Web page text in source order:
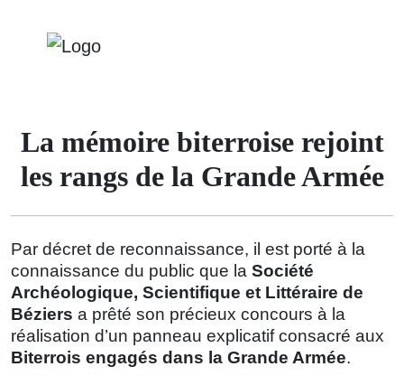
La mémoire biterroise rejoint
les rangs de la Grande Armée
Par décret de reconnaissance, il est porté à la
connaissance du public que la Société
Archéologique, Scientifique et Littéraire de
Béziers a prêté son précieux concours à la
réalisation d’un panneau explicatif consacré aux
Biterrois engagés dans la Grande Armée.